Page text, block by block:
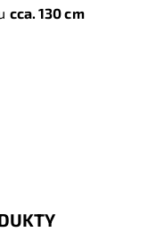
cca. 130 cm